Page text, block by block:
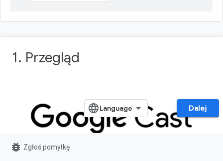
1. Przegląd
Dalej
bug_report Zgłoś pomyłkę